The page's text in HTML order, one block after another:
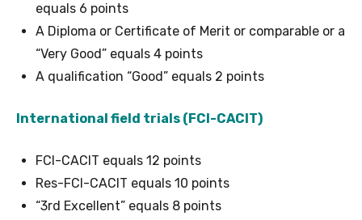
equals 6 points
A Diploma or Certificate of Merit or comparable or a
“Very Good” equals 4 points
A qualification “Good” equals 2 points
International field trials (FCI-CACIT)
FCI-CACIT equals 12 points
Res-FCI-CACIT equals 10 points
“3rd Excellent” equals 8 points